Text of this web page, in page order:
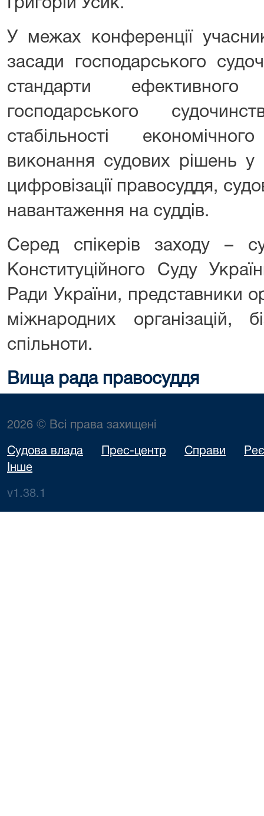
Григорій Усик.
У межах конференції
засади господарського
стандарти
господарського
стабільності
виконання судових рішень у
цифровізації правосуддя,
навантаження на суддів.
Серед спікерів заходу –
Конституційного Суду
Ради України, представники
міжнародних організацій,
спільноти.
Вища рада правосуддя
2026 © Всі права захищені
Судова влада Прес-центр Справи
Інше
v1.38.1